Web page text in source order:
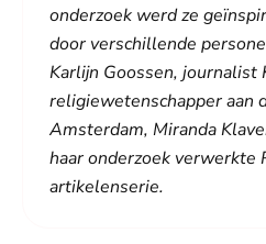
onderzoek werd ze
door verschillende
Karlijn Goossen, journalist
religiewetenschapper aan
Amsterdam, Miranda
haar onderzoek verwerkte
artikelenserie.